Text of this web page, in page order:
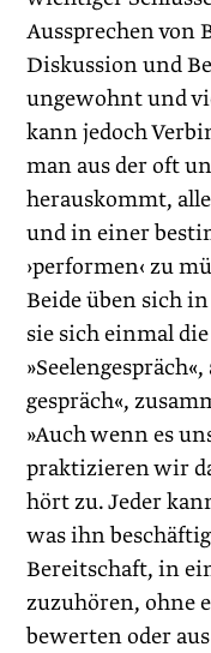
Aussprechen von
Diskussion und
ungewohnt und
kann jedoch
man aus der oft
herauskommt,
und in einer
›performen‹ zu
Beide üben sich
sie sich einmal
gespräch«,
»Auch wenn es
praktizieren wir
hört zu. Jeder
was ihn
Bereitschaft, in
zuzuhören, ohne
bewerten oder